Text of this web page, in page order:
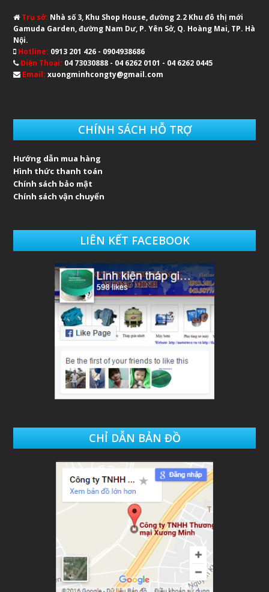
Trụ sở: Nhà số 3, Khu Shop House, đường 2.2 Khu đô thị mới
Gamuda Garden, đường Nam Dư, P. Yên Sở, Q. Hoàng Mai, TP. Hà
Nội.
Hotline: 0913 201 426 - 0904938686
Điện Thoại: 04 73030888 - 04 6262 0101 - 04 6262 0445
Email: xuongminhcongty@gmail.com
CHÍNH SÁCH HỖ TRỢ
Hướng dẫn mua hàng
Hình thức thanh toán
Chính sách bảo mật
Chính sách vận chuyển
LIÊN KẾT FACEBOOK
CHỈ DẪN BẢN ĐỒ